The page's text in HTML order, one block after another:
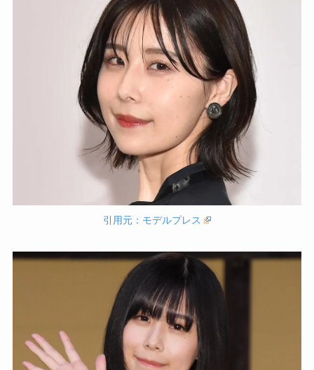
引用元：モデルプレス